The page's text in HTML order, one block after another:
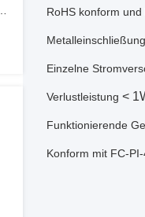
RoHS konform und
Einzelne
Verlustleistung <
Funktionierende
Konform mit FC-